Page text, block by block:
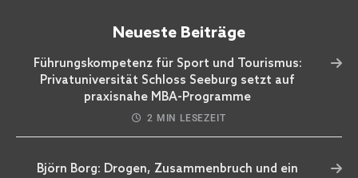
Neueste Beiträge
Führungskompetenz für Sport und Tourismus:
Privatuniversität Schloss Seeburg setzt auf
praxisnahe MBA-Programme
2 MIN LESEZEIT
Björn Borg: Drogen, Zusammenbruch und ein